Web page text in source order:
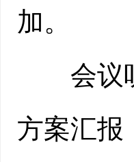
加。
会议听
方案汇报